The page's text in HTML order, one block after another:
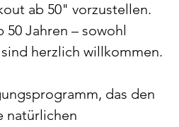
ab 50" vorzustellen.
50 Jahren – sowohl
herzlich willkommen.
das den
natürlichen